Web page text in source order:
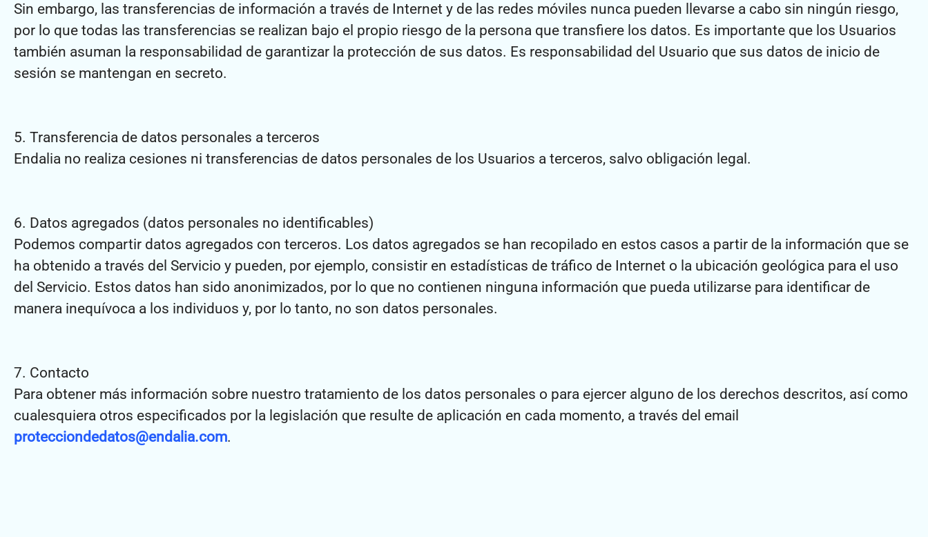
Sin embargo, las transferencias de información a través de Internet y de las redes móviles nunca pueden llevarse a cabo sin ningún riesgo,
por lo que todas las transferencias se realizan bajo el propio riesgo de la persona que transfiere los datos. Es importante que los Usuarios
también asuman la responsabilidad de garantizar la protección de sus datos. Es responsabilidad del Usuario que sus datos de inicio de
sesión se mantengan en secreto.
5. Transferencia de datos personales a terceros
Endalia no realiza cesiones ni transferencias de datos personales de los Usuarios a terceros, salvo obligación legal.
6. Datos agregados (datos personales no identificables)
Podemos compartir datos agregados con terceros. Los datos agregados se han recopilado en estos casos a partir de la información que se
ha obtenido a través del Servicio y pueden, por ejemplo, consistir en estadísticas de tráfico de Internet o la ubicación geológica para el uso
del Servicio. Estos datos han sido anonimizados, por lo que no contienen ninguna información que pueda utilizarse para identificar de
manera inequívoca a los individuos y, por lo tanto, no son datos personales.
7. Contacto
Para obtener más información sobre nuestro tratamiento de los datos personales o para ejercer alguno de los derechos descritos, así como
cualesquiera otros especificados por la legislación que resulte de aplicación en cada momento, a través del email
protecciondedatos@endalia.com.